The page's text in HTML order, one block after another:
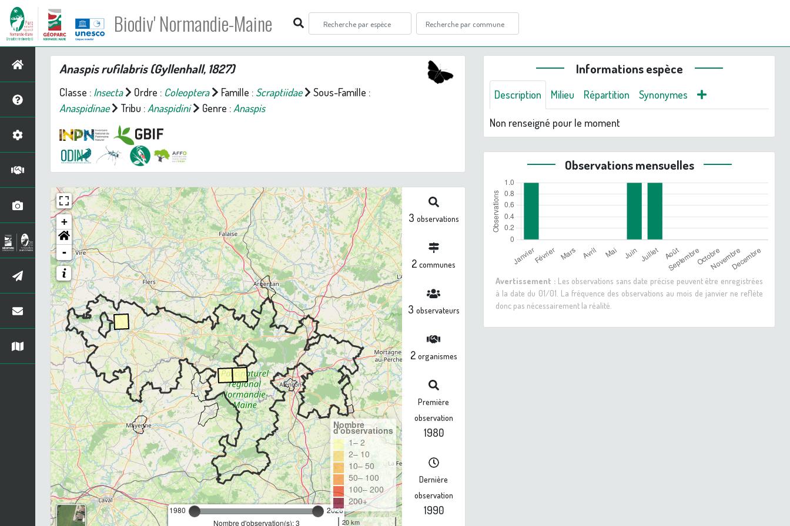
Biodiv' Normandie-Maine
Anaspis rufilabris(Gyllenhall, 1827)
Classe : Insecta Ordre : Coleoptera Famille : Scraptiidae
Sous-Famille :
Anaspidinae
Tribu :Anaspidini Genre :Anaspis
+
-
1980
2026
Nombre d'observation(s): 3
Nombre
d'observations
1– 2
2– 10
10– 50
50– 100
100– 200
200+
20 km
3 observations
2 communes
3 observateurs
2 organismes
Première
observation
1980
Dernière
observation
1990
Informations espèce
Description Milieu Répartition Synonymes
Non renseigné pour le moment
Observations mensuelles
Avertissement :Les observations sans date précise peuvent être enregistrées
à la date du 01/01. La fréquence des observations au mois de janvier ne reflète
donc pas nécessairement la réalité.